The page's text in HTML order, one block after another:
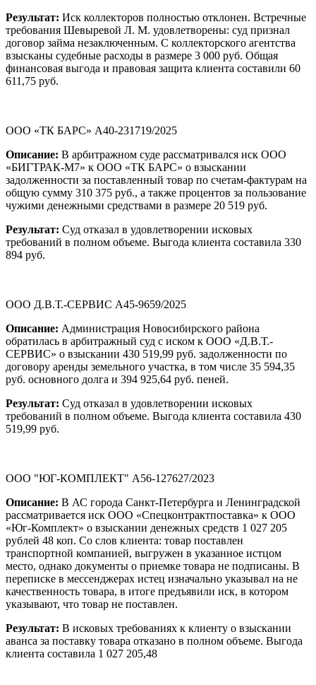
Результат: Иск коллекторов полностью отклонен. Встречные
требования Шевыревой Л. М. удовлетворены: суд признал
договор займа незаключенным. С коллекторского агентства
взысканы судебные расходы в размере 3 000 руб. Общая
финансовая выгода и правовая защита клиента составили 60
611,75 руб.
ООО «ТК БАРС» А40-231719/2025
Описание: В арбитражном суде рассматривался иск ООО
«БИГТРАК-М7» к ООО «ТК БАРС» о взыскании
задолженности за поставленный товар по счетам-фактурам на
общую сумму 310 375 руб., а также процентов за пользование
чужими денежными средствами в размере 20 519 руб.
Результат: Суд отказал в удовлетворении исковых
требований в полном объеме. Выгода клиента составила 330
894 руб.
ООО Д.В.Т.-СЕРВИС А45-9659/2025
Описание: Администрация Новосибирского района
обратилась в арбитражный суд с иском к ООО «Д.В.Т.-
СЕРВИС» о взыскании 430 519,99 руб. задолженности по
договору аренды земельного участка, в том числе 35 594,35
руб. основного долга и 394 925,64 руб. пеней.
Результат: Суд отказал в удовлетворении исковых
требований в полном объеме. Выгода клиента составила 430
519,99 руб.
ООО "ЮГ-КОМПЛЕКТ" А56-127627/2023
Описание: В АС города Санкт-Петербурга и Ленинградской
рассматривается иск ООО «Спецконтрактпоставка» к ООО
«Юг-Комплект» о взыскании денежных средств 1 027 205
рублей 48 коп. Со слов клиента: товар поставлен
транспортной компанией, выгружен в указанное истцом
место, однако документы о приемке товара не подписаны. В
переписке в мессенджерах истец изначально указывал на не
качественность товара, в итоге предъявили иск, в котором
указывают, что товар не поставлен.
Результат: В исковых требованиях к клиенту о взыскании
аванса за поставку товара отказано в полном объеме. Выгода
клиента составила 1 027 205,48